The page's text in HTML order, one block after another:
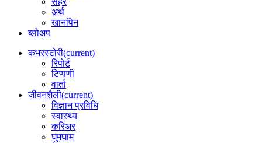
अर्थ
खानपिन
ब्लोअप
कभरस्टोरी(current)
रिपोर्ट
टिप्पणी
वार्ता
जीवनशैली(current)
विज्ञान प्रविधि
स्वास्थ्य
करिअर
घुमघाम